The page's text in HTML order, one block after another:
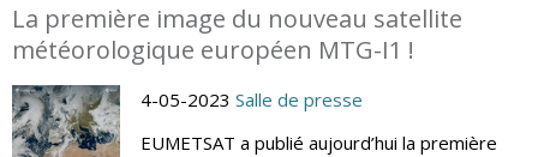
La première image du nouveau satellite
météorologique européen MTG-I1 !
4-05-2023 Salle de presse
EUMETSAT a publié aujourd’hui la première